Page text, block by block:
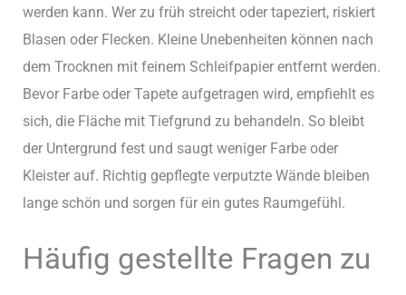
werden kann. Wer zu früh streicht oder tapeziert, riskiert
Blasen oder Flecken. Kleine Unebenheiten können nach
dem Trocknen mit feinem Schleifpapier entfernt werden.
Bevor Farbe oder Tapete aufgetragen wird, empfiehlt es
sich, die Fläche mit Tiefgrund zu behandeln. So bleibt
der Untergrund fest und saugt weniger Farbe oder
Kleister auf. Richtig gepflegte verputzte Wände bleiben
lange schön und sorgen für ein gutes Raumgefühl.
Häufig gestellte Fragen zu